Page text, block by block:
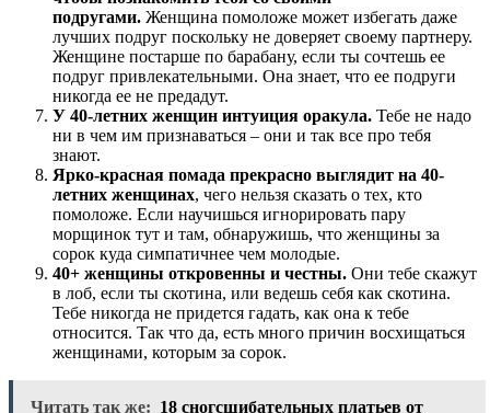
подругами. Женщина помоложе может избегать даже
лучших подруг поскольку не доверяет своему партнеру.
Женщине постарше по барабану, если ты сочтешь ее
подруг привлекательными. Она знает, что ее подруги
никогда ее не предадут.
У 40-летних женщин интуиция оракула. Тебе не надо
ни в чем им признаваться – они и так все про тебя
знают.
Ярко-красная помада прекрасно выглядит на 40-
летних женщинах, чего нельзя сказать о тех, кто
помоложе. Если научишься игнорировать пару
морщинок тут и там, обнаружишь, что женщины за
сорок куда симпатичнее чем молодые.
40+ женщины откровенны и честны. Они тебе скажут
в лоб, если ты скотина, или ведешь себя как скотина.
Тебе никогда не придется гадать, как она к тебе
относится. Так что да, есть много причин восхищаться
женщинами, которым за сорок.
Читать так же: 18 сногсшибательных платьев от